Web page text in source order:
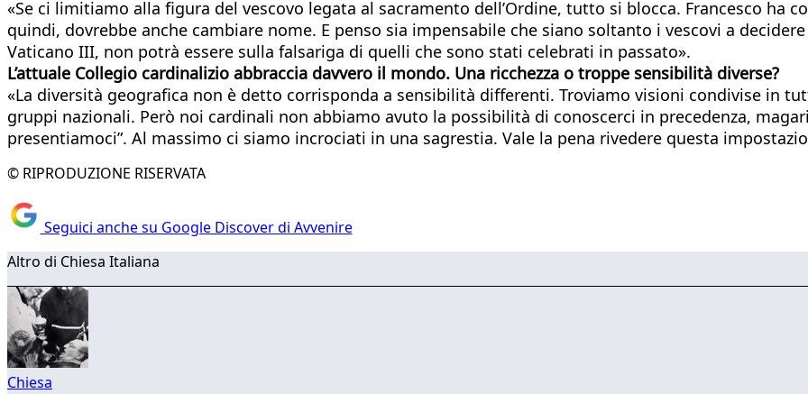
«Se ci limitiamo alla figura del vescovo legata al sacramento dell’Ordine, tutto si blocca. Francesco ha
quindi, dovrebbe anche cambiare nome. E penso sia impensabile che siano soltanto i vescovi a
Vaticano III, non potrà essere sulla falsariga di quelli che sono stati celebrati in passato».
L’attuale Collegio cardinalizio abbraccia davvero il mondo. Una ricchezza o troppe sensibilità diverse?
«La diversità geografica non è detto corrisponda a sensibilità differenti. Troviamo visioni condivise in
gruppi nazionali. Però noi cardinali non abbiamo avuto la possibilità di conoscerci in precedenza,
presentiamoci”. Al massimo ci siamo incrociati in una sagrestia. Vale la pena rivedere questa
© RIPRODUZIONE RISERVATA
Seguici anche su Google Discover di Avvenire
Altro di Chiesa Italiana
Chiesa